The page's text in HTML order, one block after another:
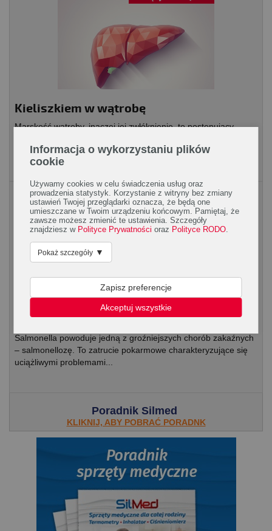
Kieliszkiem w wątrobę
Marskość wątroby, inaczej jej zwłóknienie, to postępujący
Uszkodzenie wątroby można powstrzymać lub...
Układ pokarmowy
Zatrucie salmonellą – jak go uniknąć i co
robić, gdy się już zachoruje?
Salmonella powoduje jedną z groźniejszych chorób zakaźnych
– salmonellozę. To zatrucie pokarmowe charakteryzujące się
uciążliwymi problemami...
Poradnik Silmed
KLIKNIJ, ABY POBRAĆ PORADNK
Informacja o wykorzystaniu plików
cookie
Używamy cookies w celu świadczenia usług oraz
prowadzenia statystyk. Korzystanie z witryny bez zmiany
ustawień Twojej przeglądarki oznacza, że będą one
umieszczane w Twoim urządzeniu końcowym. Pamiętaj, że
zawsze możesz zmienić te ustawienia. Szczegóły
znajdziesz w Polityce Prywatności oraz Polityce RODO
Pokaż szczegóły ▼
Zapisz preferencje
Akceptuj wszystkie